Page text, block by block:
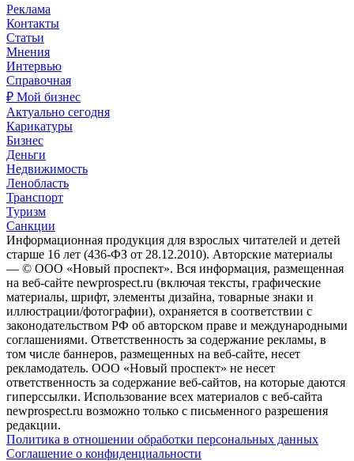
Реклама
Контакты
Статьи
Мнения
Интервью
Справочная
₽ Мой бизнес
Актуально сегодня
Карикатуры
Бизнес
Деньги
Недвижимость
Ленобласть
Транспорт
Туризм
Санкции
Информационная продукция для взрослых читателей и детей
старше 16 лет (436-ФЗ от 28.12.2010). Авторские материалы
— © ООО «Новый проспект». Вся информация, размещенная
на веб-сайте newprospect.ru (включая тексты, графические
материалы, шрифт, элементы дизайна, товарные знаки и
иллюстрации/фотографии), охраняется в соответствии с
законодательством РФ об авторском праве и международными
соглашениями. Ответственность за содержание рекламы, в
том числе баннеров, размещенных на веб-сайте, несет
рекламодатель. ООО «Новый проспект» не несет
ответственность за содержание веб-сайтов, на которые даются
гиперссылки. Использование всех материалов с веб-сайта
newprospect.ru возможно только с письменного разрешения
редакции.
Политика в отношении обработки персональных данных
Соглашение о конфиденциальности